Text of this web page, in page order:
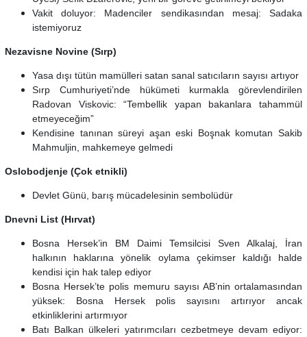
Vakit doluyor: Madenciler sendikasından mesaj: Sadaka
istemiyoruz
Nezavisne Novine (Sırp)
Yasa dışı tütün mamülleri satan sanal satıcıların sayısı artıyor
Sırp Cumhuriyeti’nde hükümeti kurmakla görevlendirilen
Radovan Viskovic: “Tembellik yapan bakanlara tahammül
etmeyeceğim”
Kendisine tanınan süreyi aşan eski Boşnak komutan Sakib
Mahmuljin, mahkemeye gelmedi
Oslobodjenje (Çok etnikli)
Devlet Günü, barış mücadelesinin sembolüdür
Dnevni List (Hırvat)
Bosna Hersek’in BM Daimi Temsilcisi Sven Alkalaj, İran
halkının haklarına yönelik oylama çekimser kaldığı halde
kendisi için hak talep ediyor
Bosna Hersek’te polis memuru sayısı AB’nin ortalamasından
yüksek: Bosna Hersek polis sayısını artırıyor ancak
etkinliklerini artırmıyor
Batı Balkan ülkeleri yatırımcıları cezbetmeye devam ediyor: